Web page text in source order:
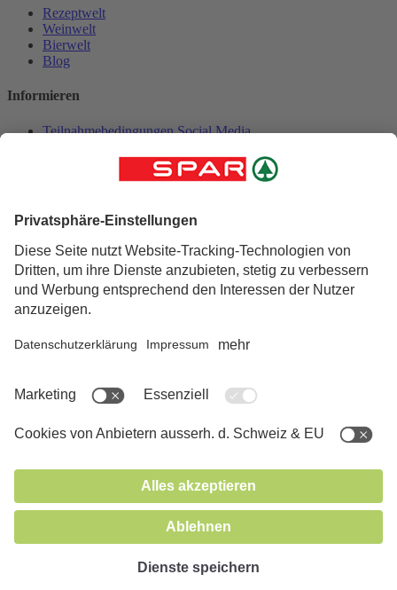
Rezeptwelt
Weinwelt
Bierwelt
Blog
Informieren
Teilnahmebedingungen Social Media
Karriere bei SPAR
Folge uns
© 2026 SPAR Handels AG
Cookies
nach oben
Finden Sie alle Eier, um an unserem Oster-Gewinnspiel